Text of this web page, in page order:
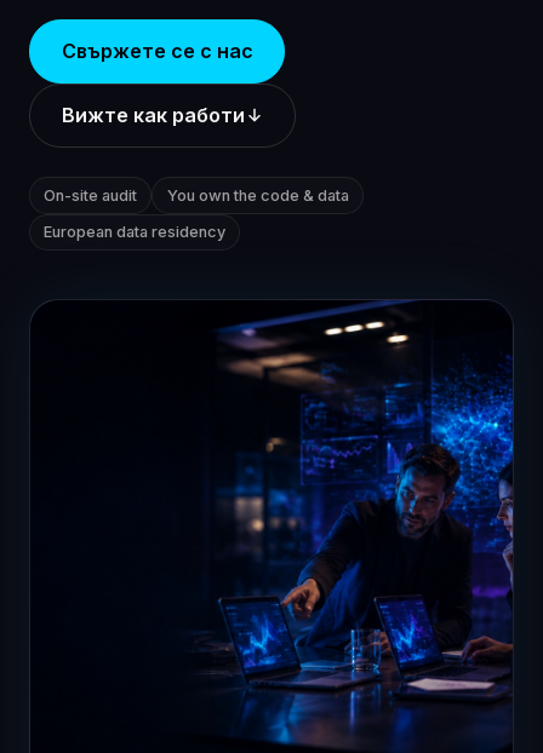
Свържете се с нас
Вижте как работи
On-site audit You own the code & data
European data residency